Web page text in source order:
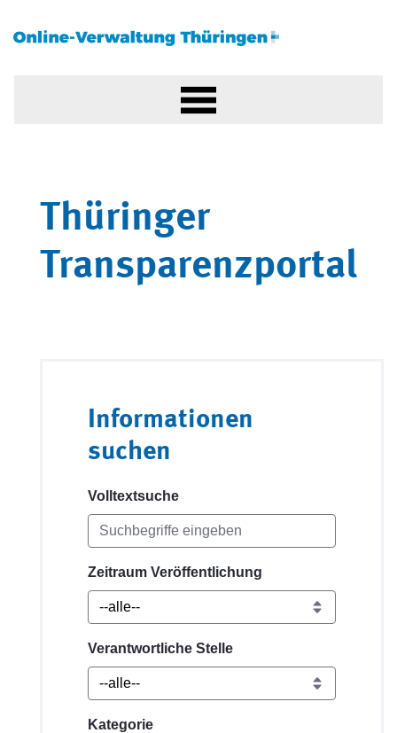
Thüringer
Transparenzportal
Informationen
suchen
Volltextsuche
Zeitraum Veröffentlichung
Verantwortliche Stelle
Kategorie